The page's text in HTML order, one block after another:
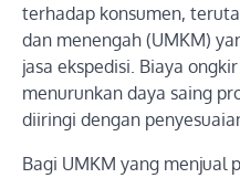
terhadap konsumen,
dan menengah (UMKM)
jasa ekspedisi. Biaya
menurunkan daya saing
diiringi dengan
Bagi UMKM yang menjual